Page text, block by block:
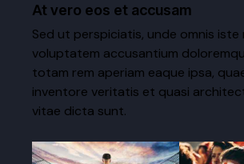
At vero eos et accusam
Sed ut perspiciatis, unde omnis
voluptatem accusantium
totam rem aperiam eaque ipsa,
inventore veritatis et quasi
vitae dicta sunt.